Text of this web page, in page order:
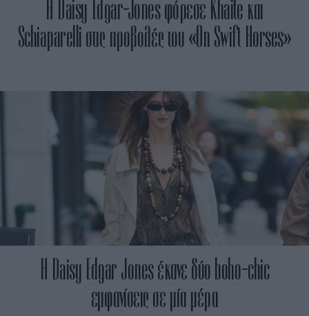
Η Daisy Edgar-Jones φόρεσε Khaite και
Schiaparelli στις προβολές του «On Swift Horses»
H Daisy Edgar Jones έκανε δύο boho-chic
εμφανίσεις σε μία μέρα